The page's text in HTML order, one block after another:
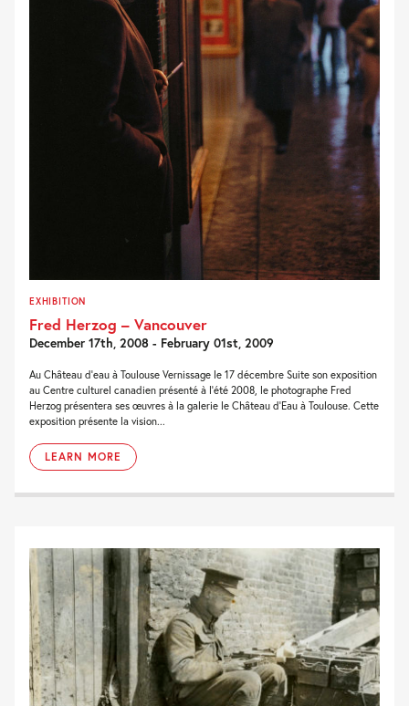
EXHIBITION
Fred Herzog – Vancouver
December 17th, 2008 - February 01st, 2009
Au Château d’eau à Toulouse Vernissage le 17 décembre Suite son exposition
au Centre culturel canadien présenté à l’été 2008, le photographe Fred
Herzog présentera ses œuvres à la galerie le Château d’Eau à Toulouse. Cette
exposition présente la vision...
LEARN MORE